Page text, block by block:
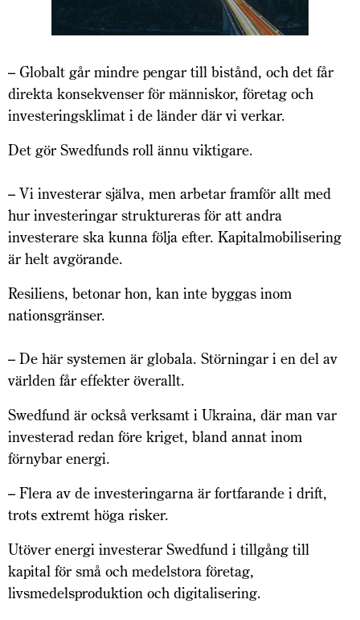
– Globalt går mindre pengar till bistånd, och det får
direkta konsekvenser för människor, företag och
investeringsklimat i de länder där vi verkar.
Det gör Swedfunds roll ännu viktigare.
– Vi investerar själva, men arbetar framför allt med
hur investeringar struktureras för att andra
investerare ska kunna följa efter. Kapitalmobilisering
är helt avgörande.
Resiliens, betonar hon, kan inte byggas inom
nationsgränser.
– De här systemen är globala. Störningar i en del av
världen får effekter överallt.
Swedfund är också verksamt i Ukraina, där man var
investerad redan före kriget, bland annat inom
förnybar energi.
– Flera av de investeringarna är fortfarande i drift,
trots extremt höga risker.
Utöver energi investerar Swedfund i tillgång till
kapital för små och medelstora företag,
livsmedelsproduktion och digitalisering.